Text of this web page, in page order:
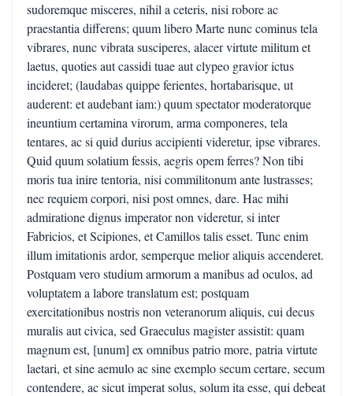
sudoremque misceres, nihil a ceteris, nisi robore ac
praestantia differens; quum libero Marte nunc cominus tela
vibrares, nunc vibrata susciperes, alacer virtute militum et
laetus, quoties aut cassidi tuae aut clypeo gravior ictus
incideret; (laudabas quippe ferientes, hortabarisque, ut
auderent: et audebant iam:) quum spectator moderatorque
ineuntium certamina virorum, arma componeres, tela
tentares, ac si quid durius accipienti videretur, ipse vibrares.
Quid quum solatium fessis, aegris opem ferres? Non tibi
moris tua inire tentoria, nisi commilitonum ante lustrasses;
nec requiem corpori, nisi post omnes, dare. Hac mihi
admiratione dignus imperator non videretur, si inter
Fabricios, et Scipiones, et Camillos talis esset. Tunc enim
illum imitationis ardor, semperque melior aliquis accenderet.
Postquam vero studium armorum a manibus ad oculos, ad
voluptatem a labore translatum est; postquam
exercitationibus nostris non veteranorum aliquis, cui decus
muralis aut civica, sed Graeculus magister assistit: quam
magnum est, [unum] ex omnibus patrio more, patria virtute
laetari, et sine aemulo ac sine exemplo secum certare, secum
contendere, ac sicut imperat solus, solum ita esse, qui debeat